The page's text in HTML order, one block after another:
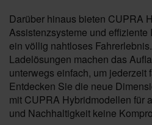
Darüber hinaus bieten CUPRA
Assistenzsysteme und
ein völlig nahtloses
Ladelösungen machen das
unterwegs einfach, um jederzeit
Entdecken Sie die neue
mit CUPRA Hybridmodellen für
und Nachhaltigkeit keine